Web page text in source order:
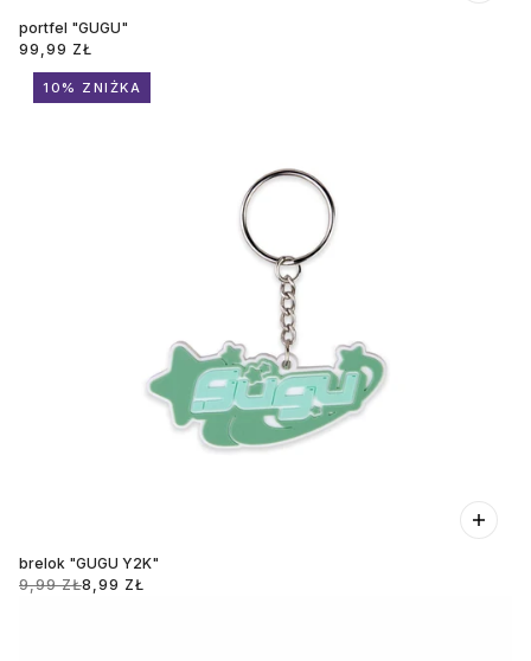
portfel "GUGU"
99,99 ZŁ
10% ZNIŻKA
brelok "GUGU Y2K"
9,99 ZŁ8,99 ZŁ